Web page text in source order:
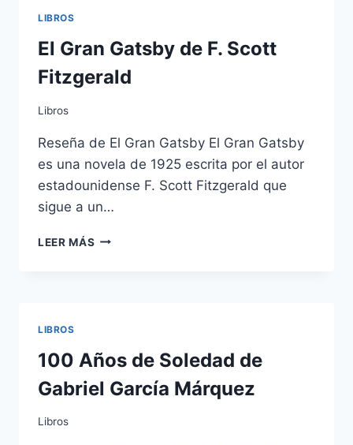
LIBROS
El Gran Gatsby de F. Scott
Fitzgerald
Libros
Reseña de El Gran Gatsby El Gran Gatsby
es una novela de 1925 escrita por el autor
estadounidense F. Scott Fitzgerald que
sigue a un…
LEER MÁS EL
LIBROS
100 Años de Soledad de
Gabriel García Márquez
Libros